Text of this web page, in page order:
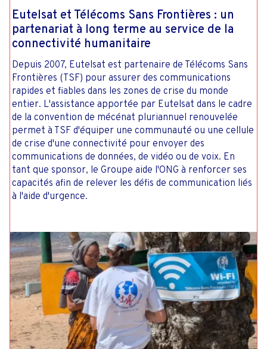
Eutelsat et Télécoms Sans Frontières : un
partenariat à long terme au service de la
connectivité humanitaire
Depuis 2007, Eutelsat est partenaire de Télécoms Sans
Frontières (TSF) pour assurer des communications
rapides et fiables dans les zones de crise du monde
entier. L'assistance apportée par Eutelsat dans le cadre
de la convention de mécénat pluriannuel renouvelée
permet à TSF d'équiper une communauté ou une cellule
de crise d'une connectivité pour envoyer des
communications de données, de vidéo ou de voix. En
tant que sponsor, le Groupe aide l'ONG à renforcer ses
capacités afin de relever les défis de communication liés
à l'aide d'urgence.